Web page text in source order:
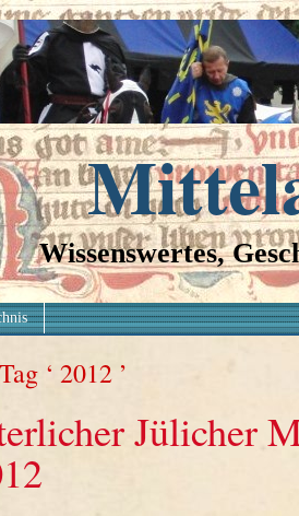
Wissenswertes,
‘ 2012 ’
Jülicher